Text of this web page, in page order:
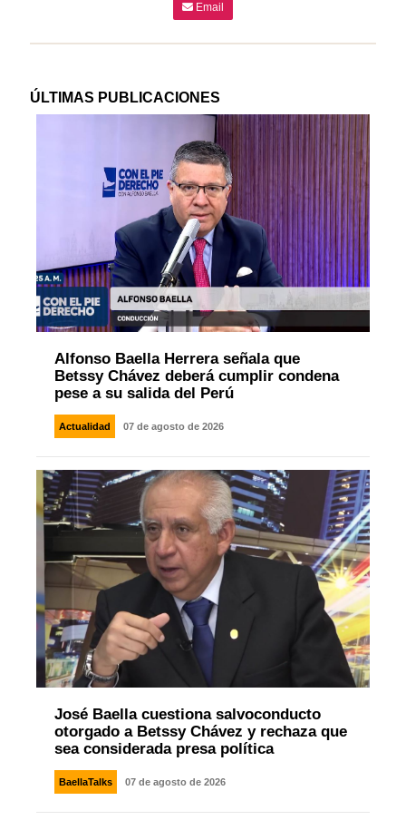
Email
ÚLTIMAS PUBLICACIONES
Alfonso Baella Herrera señala que
Betssy Chávez deberá cumplir condena
pese a su salida del Perú
Actualidad 07 de agosto de 2026
José Baella cuestiona salvoconducto
otorgado a Betssy Chávez y rechaza que
sea considerada presa política
BaellaTalks 07 de agosto de 2026